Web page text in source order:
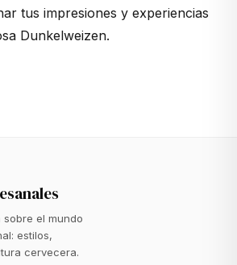
tus impresiones y experiencias
Dunkelweizen.
el mundo
estilos,
cervecera.